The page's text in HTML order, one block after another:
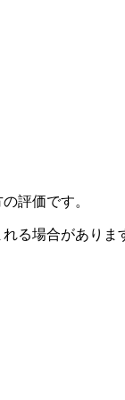
評価です。
る場合がありま